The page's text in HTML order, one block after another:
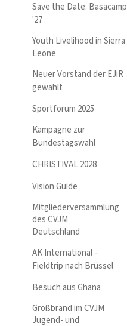
Save the Date: Basacamp
'27
Youth Livelihood in Sierra
Leone
Neuer Vorstand der EJiR
gewählt
Sportforum 2025
Kampagne zur
Bundestagswahl
CHRISTIVAL 2028
Vision Guide
Mitgliederversammlung
des CVJM
Deutschland
AK International –
Fieldtrip nach Brüssel
Besuch aus Ghana
Großbrand im CVJM
Jugend- und